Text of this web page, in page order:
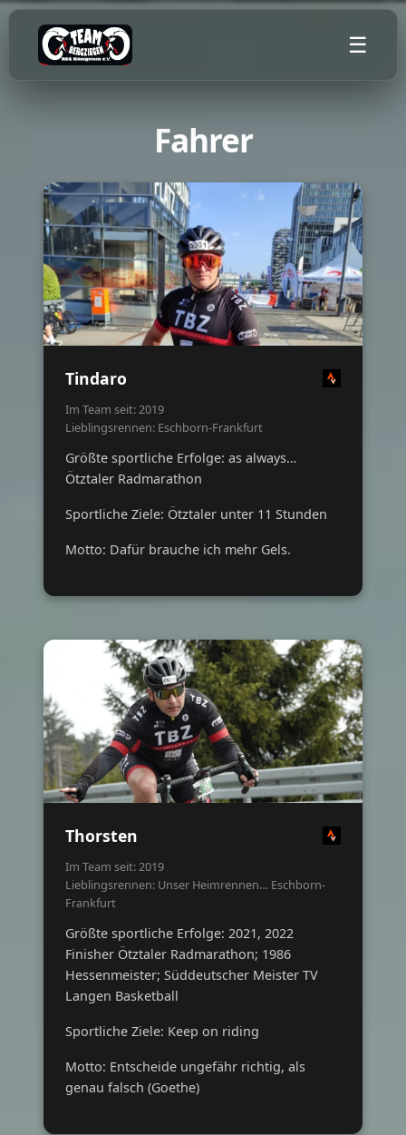
☰
🌙
Fahrer
Tindaro
Im Team seit: 2019
Lieblingsrennen: Eschborn-Frankfurt
Größte sportliche Erfolge: as always…
Ötztaler Radmarathon
Sportliche Ziele: Ötztaler unter 11 Stunden
Motto: Dafür brauche ich mehr Gels.
Thorsten
Im Team seit: 2019
Lieblingsrennen: Unser Heimrennen… Eschborn-
Frankfurt
Größte sportliche Erfolge: 2021, 2022
Finisher Ötztaler Radmarathon; 1986
Hessenmeister; Süddeutscher Meister TV
Langen Basketball
Sportliche Ziele: Keep on riding
Motto: Entscheide ungefähr richtig, als
genau falsch (Goethe)